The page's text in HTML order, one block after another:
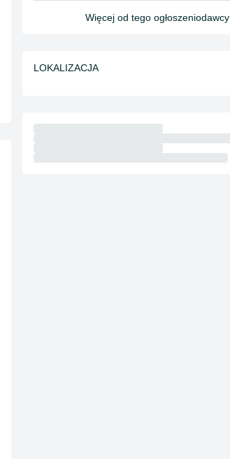
Więcej od tego ogłoszeniodawcy
LOKALIZACJA